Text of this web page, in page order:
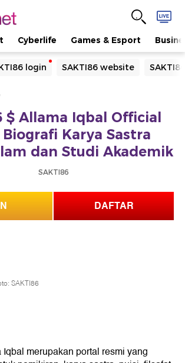
Cyberlife Games & Esport
login SAKTI86 website
dicari
$ Allama Iqbal Official
Karya Sastra
dan Studi Akademik
SAKTI86
DAFTAR
SAKTI86
merupakan portal resmi yang